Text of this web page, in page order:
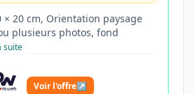
× 20 cm, Orientation paysage
plusieurs photos, fond
suite
Voir l'offre↗